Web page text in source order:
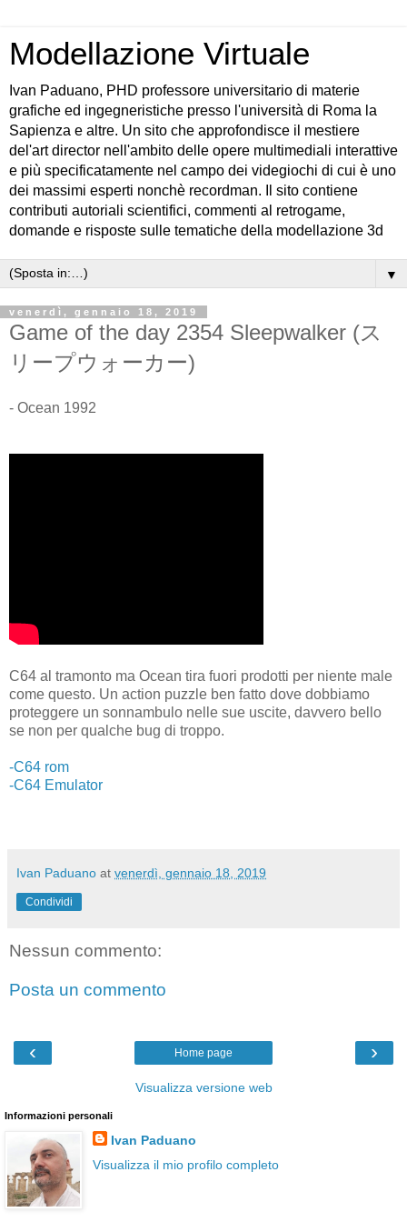
Modellazione Virtuale
Ivan Paduano, PHD professore universitario di materie
grafiche ed ingegneristiche presso l'università di Roma la
Sapienza e altre. Un sito che approfondisce il mestiere
del'art director nell'ambito delle opere multimediali interattive
e più specificatamente nel campo dei videgiochi di cui è uno
dei massimi esperti nonchè recordman. Il sito contiene
contributi autoriali scientifici, commenti al retrogame,
domande e risposte sulle tematiche della modellazione 3d
▼
venerdì, gennaio 18, 2019
Game of the day 2354 Sleepwalker (ス
リープウォーカー)
- Ocean 1992
C64 al tramonto ma Ocean tira fuori prodotti per niente male
come questo. Un action puzzle ben fatto dove dobbiamo
proteggere un sonnambulo nelle sue uscite, davvero bello
se non per qualche bug di troppo.
-C64 rom
-C64 Emulator
Ivan Paduano at venerdì, gennaio 18, 2019
Condividi
Nessun commento:
Posta un commento
‹ ›
Home page
Visualizza versione web
Informazioni personali
Ivan Paduano
Visualizza il mio profilo completo